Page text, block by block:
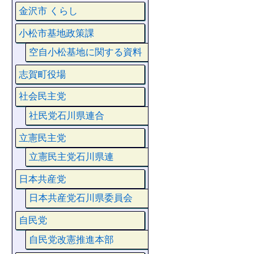
金沢市 くらし
小松市基地政策課
空自小松基地に関する資料
志賀町役場
社会民主党
社民党石川県連合
立憲民主党
立憲民主党石川県連
日本共産党
日本共産党石川県委員会
自民党
自民党改憲推進本部